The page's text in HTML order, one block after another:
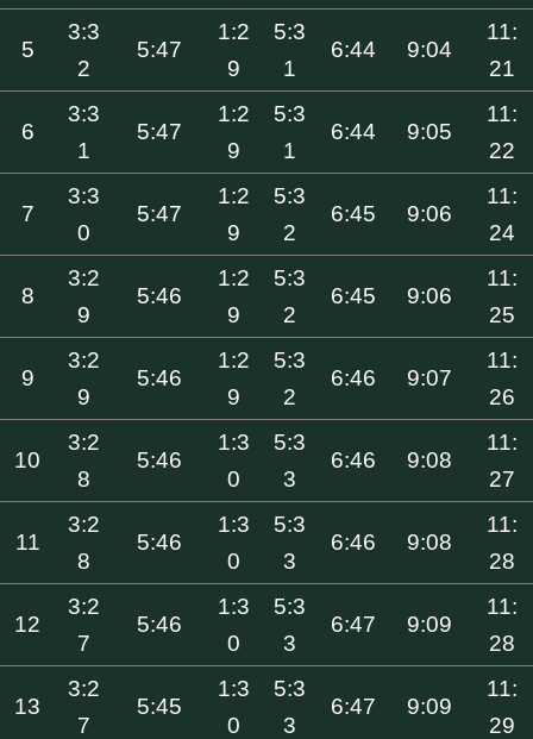
5
3:3
2
5:47
1:2
9
5:3
1
6:44 9:04
11:
21
6
3:3
1
5:47
1:2
9
5:3
1
6:44 9:05
11:
22
7
3:3
0
5:47
1:2
9
5:3
2
6:45 9:06
11:
24
8
3:2
9
5:46
1:2
9
5:3
2
6:45 9:06
11:
25
9
3:2
9
5:46
1:2
9
5:3
2
6:46 9:07
11:
26
10
3:2
8
5:46
1:3
0
5:3
3
6:46 9:08
11:
27
11
3:2
8
5:46
1:3
0
5:3
3
6:46 9:08
11:
28
12
3:2
7
5:46
1:3
0
5:3
3
6:47 9:09
11:
28
13
3:2
7
5:45
1:3
0
5:3
3
6:47 9:09
11:
29